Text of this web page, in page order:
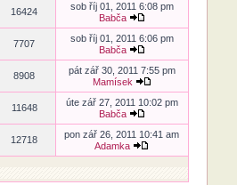
16424
sob říj 01, 2011 6:08 pm
Babča
7707
sob říj 01, 2011 6:06 pm
Babča
8908
pát zář 30, 2011 7:55 pm
Mamísek
11648
úte zář 27, 2011 10:02 pm
Babča
12718
pon zář 26, 2011 10:41 am
Adamka